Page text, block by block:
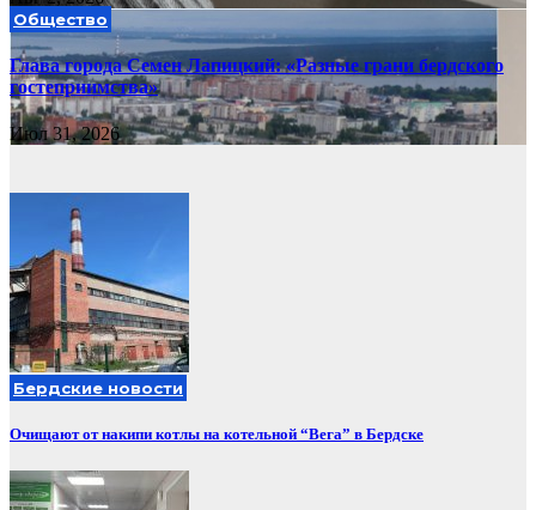
Общество
Глава города Семен Лапицкий: «Разные грани бердского
гостеприимства»
Июл 31, 2026
Бердские новости
Очищают от накипи котлы на котельной “Вега” в Бердске